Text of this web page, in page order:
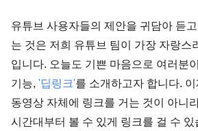
유튜브 사용자들의 제안을 귀담아 듣
는 것은 저희 유튜브 팀이 가장 자랑스
입니다. 오늘도 기쁜 마음으로 여러분
기능, '딥링크'를 소개하고자 합니다.
동영상 자체에 링크를 거는 것이 아니
시간대부터 볼 수 있게 링크를 걸 수 있